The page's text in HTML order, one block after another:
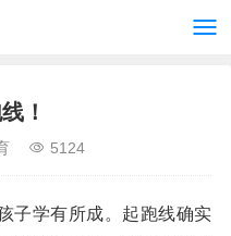
！
5124
学有所成。起跑线确实